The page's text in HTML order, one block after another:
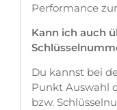
Performance
Kann ich auch
Du kannst bei
Punkt Auswahl
bzw.